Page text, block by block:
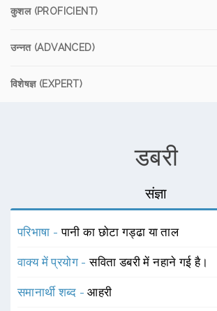
कुशल (PROFICIENT)
उन्नत (ADVANCED)
विशेषज्ञ (EXPERT)
डबरी
संज्ञा
परिभाषा -पानी का छोटा गड्ढा या ताल
वाक्य में प्रयोग -सविता डबरी में नहाने गई है।
समानार्थी शब्द -आहरी